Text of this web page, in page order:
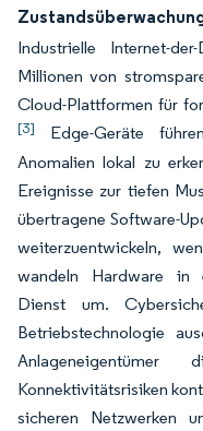
Industrielle Internet-
Millionen von
Cloud-Plattformen für
[3]
Edge-Geräte
Anomalien lokal zu
Ereignisse zur tiefen
übertragene Software-
weiterzuentwickeln,
wandeln Hardware in
Dienst um.
Betriebstechnologie
Konnektivitätsrisiken
sicheren Netzwerken